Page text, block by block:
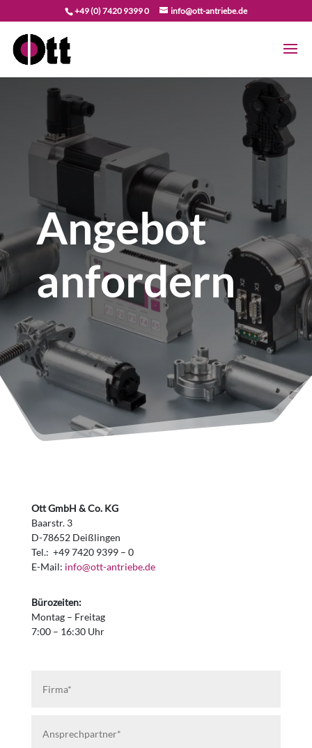
+49 (0) 7420 9399 0 info@ott-antriebe.de
Angebot
anfordern
Ott GmbH & Co. KG
Baarstr. 3
D-78652 Deißlingen
Tel.: +49 7420 9399 – 0
E-Mail: info@ott-antriebe.de
Bürozeiten:
Montag – Freitag
7:00 – 16:30 Uhr